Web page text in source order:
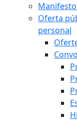
Oferta
personal